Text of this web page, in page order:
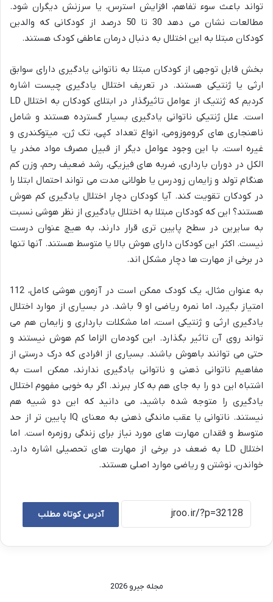
تواند باعث سوء تفاهم، افزایش استرس، یا سرزنش دیگران شود.
مطالعات نشان می دهد 30 تا 50 درصد از کودکانی که والدین
کودکان مبتلا به این اختلال به دنبال درمان عاطفی کودک هستند.
بخش قابل توجهی از کودکان مبتلا به ناتوانی یادگیری دارای سوابق
ارثی یا ژنتیکی هستند. در تعریف اختلال یادگیری چیست اشاره
کردیم که ژنتیک از عوامل تاثیرگذار در ابتلای کودکان به اختلال LD
است. علل ژنتیکی ناتوانی یادگیری بسیار گسترده هستند و شامل
ناهنجاری های کروموزومی، انواع تعداد کپی، تک ژن، میتوکندری و
غیره است. با این وجود عوامل دیگر از قبیل مصرف مواد مخدر یا
الکل در دوران بارداری، ضربه های فیزیکی، رشد ضعیف رحم، وزن کم
هنگام تولد و زایمان زودرس یا طولانی مدت می تواند احتمال ابتلا را
در کودکان تقویت کند. آیا کودکان دچار اختلال یادگیری کم هوش
هستند؟ این که کودکان مبتلا به اختلال یادگیری از نظر هوشی نسبت
به سایرین در سطح پایین تری قرار دارند، به هیچ عنوان درست
نیست. اکثر این کودکان دارای هوش بالا یا متوسط هستند. آنها تنها
در برخی از مهارت ها دچار مشکل اند.
به عنوان مثال، یک کودک ممکن است در آزمون هوشی کامل، 112
امتیاز بگیرد، اما نمره ریاضی او 9 باشد. در بسیاری از موارد اختلال
یادگیری ارثی و ژنتیکی است، اما مشکلات بارداری و زایمان هم می
تواند روی آن تاثیر بگذارد. این کودمان الزاما کم هوش نیستند و
حتی می توانند باهوش باشند. بسیاری از افرادی که درک درستی از
مفاهیم ناتوانی ذهنی و ناتوانی یادگیری ندارند، ممکن است به
اشتباه این دو را به جای هم به کار ببرند. اگر به خوبی مفهوم اختلال
یادگیری را متوجه شده باشید، می دانید که این دو شبیه هم
نیستند. ناتوانی یا عقب ماندگی ذهنی به معنای IQ پایین تر از حد
متوسط و فقدان مهارت های مورد نیاز برای زندگی روزمره است. اما
اختلال LD به ضعف در برخی از مهارت های تحصیلی اشاره دارد.
خواندن، نوشتن و ریاضی موارد اصلی هستند.
آدرس کوتاه مطلب
مجله جیرو 2026